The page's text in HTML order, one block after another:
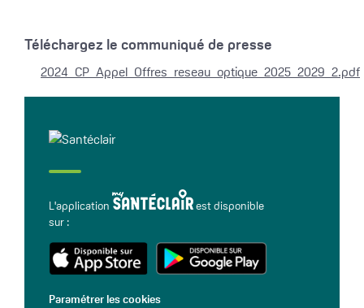
Téléchargez le communiqué de presse
2024_CP_Appel_Offres_reseau_optique_2025_2029_2.pdf
L'application
est disponible
sur :
Paramétrer les cookies